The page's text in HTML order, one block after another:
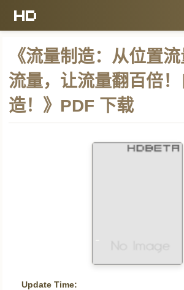
《流量制造：从位置
流量，让流量翻百倍
造！》PDF 下载
Update Time: